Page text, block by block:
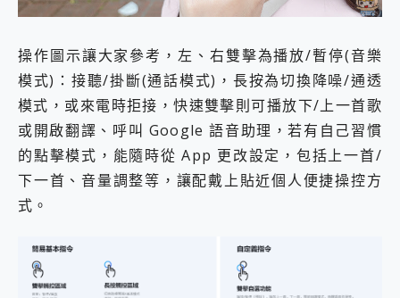
操作圖示讓大家參考，左、右雙擊為播放/暫停(音樂
模式)：接聽/掛斷(通話模式)，長按為切換降噪/通透
模式，或來電時拒接，快速雙擊則可播放下/上一首歌
或開啟翻譯、呼叫 Google 語音助理，若有自己習慣
的點擊模式，能隨時從 App 更改設定，包括上一首/
下一首、音量調整等，讓配戴上貼近個人便捷操控方
式。